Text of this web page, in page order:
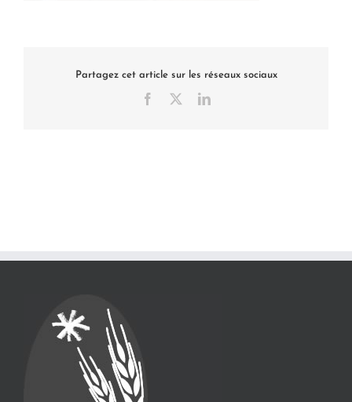
Partagez cet article sur les réseaux sociaux
Facebook LinkedIn